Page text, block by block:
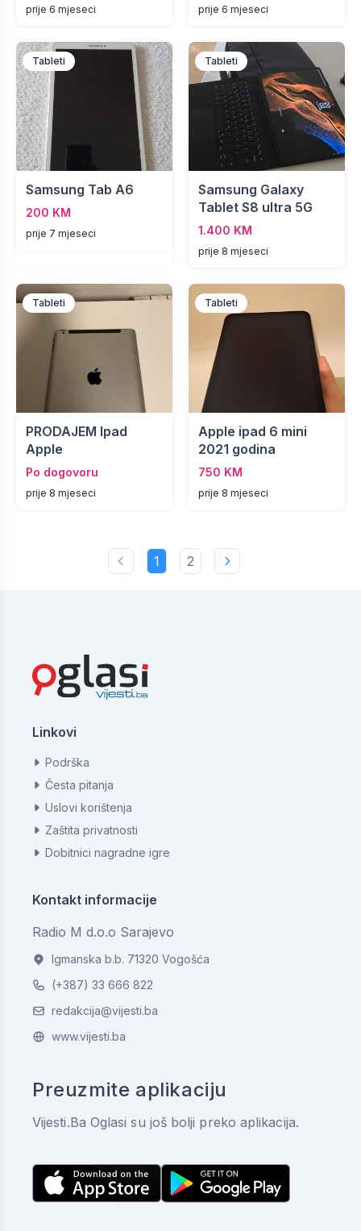
prije 6 mjeseci prije 6 mjeseci
Tableti
Samsung Tab A6
200 KM
prije 7 mjeseci
Tableti
Samsung Galaxy
Tablet S8 ultra 5G
1.400 KM
prije 8 mjeseci
Tableti
PRODAJEM Ipad
Apple
Po dogovoru
prije 8 mjeseci
Tableti
Apple ipad 6 mini
2021 godina
750 KM
prije 8 mjeseci
1 2
Linkovi
Podrška
Česta pitanja
Uslovi korištenja
Zaštita privatnosti
Dobitnici nagradne igre
Kontakt informacije
Radio M d.o.o Sarajevo
Igmanska b.b. 71320 Vogošća
(+387) 33 666 822
redakcija@vijesti.ba
www.vijesti.ba
Preuzmite aplikaciju
Vijesti.Ba Oglasi su još bolji preko aplikacija.